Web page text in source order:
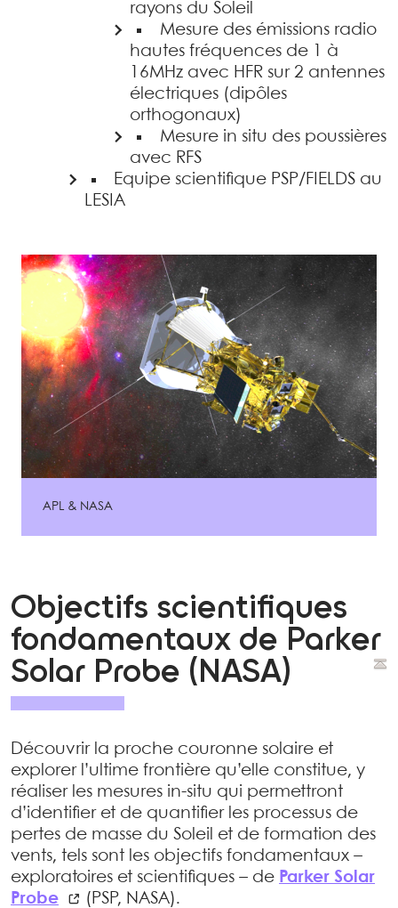
rayons du Soleil
Mesure des émissions radio
hautes fréquences de 1 à
16MHz avec HFR sur 2 antennes
électriques (dipôles
orthogonaux)
Mesure in situ des poussières
avec RFS
Equipe scientifique PSP/FIELDS au
LESIA
APL & NASA
Objectifs scientifiques
fondamentaux de Parker
Solar Probe (NASA)
Découvrir la proche couronne solaire et
explorer l’ultime frontière qu’elle constitue, y
réaliser les mesures in-situ qui permettront
d’identifier et de quantifier les processus de
pertes de masse du Soleil et de formation des
vents, tels sont les objectifs fondamentaux –
exploratoires et scientifiques – de Parker Solar
Probe
(PSP, NASA).